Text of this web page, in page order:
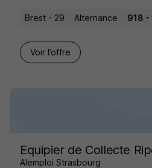
Brest - 29 Alternance 918 -
Voir l’offre
Equipier de Collecte
Alemploi Strasbourg